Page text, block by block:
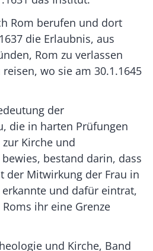
Rom berufen und dort
die Erlaubnis, aus
Rom zu verlassen
wo sie am 30.1.1645
der
die in harten Prüfungen
Kirche und
bestand darin, dass
der Mitwirkung der Frau in
und dafür eintrat,
ihr eine Grenze
und Kirche, Band